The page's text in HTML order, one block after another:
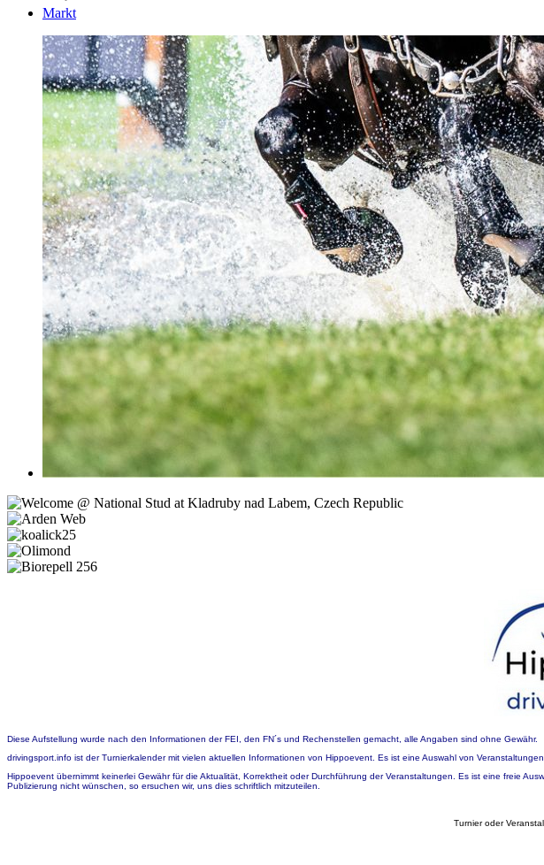
Markt
Diese Aufstellung wurde nach den Informationen der FEI, den FN´s und Rechenstellen gemacht, alle Angaben sind ohne Gewähr.
drivingsport.info ist der Turnierkalender mit vielen aktuellen Informationen von Hippoevent. Es ist eine Auswahl von Veranstaltungen.
Hippoevent übernimmt keinerlei Gewähr für die Aktualität, Korrektheit oder Durchführung der Veranstaltungen. Es ist eine freie
Publizierung nicht wünschen, so ersuchen wir, uns dies schriftlich mitzuteilen.
Turnier oder